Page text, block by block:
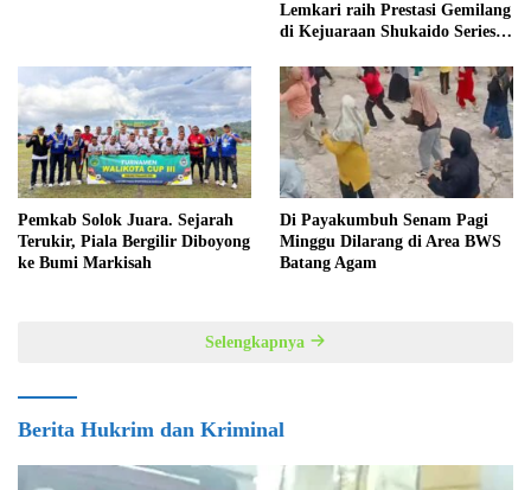
Lemkari raih Prestasi Gemilang
di Kejuaraan Shukaido Series 1
Pemkab Solok Juara. Sejarah
Terukir, Piala Bergilir Diboyong
ke Bumi Markisah
Di Payakumbuh Senam Pagi
Minggu Dilarang di Area BWS
Batang Agam
Selengkapnya
Berita Hukrim dan Kriminal